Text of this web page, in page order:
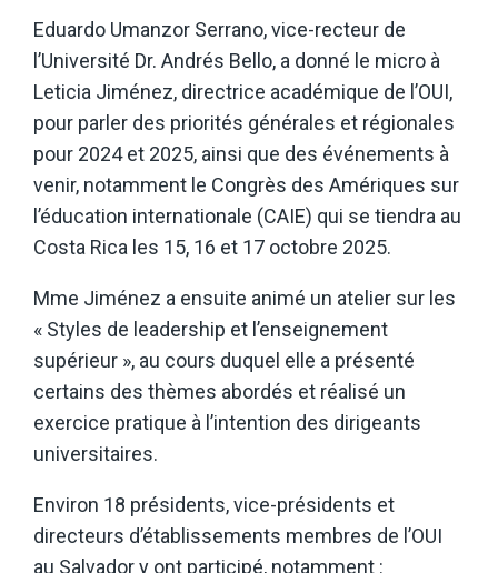
Eduardo Umanzor Serrano, vice-recteur de
l’Université Dr. Andrés Bello, a donné le micro à
Leticia Jiménez, directrice académique de l’OUI,
pour parler des priorités générales et régionales
pour 2024 et 2025, ainsi que des événements à
venir, notamment le Congrès des Amériques sur
l’éducation internationale (CAIE) qui se tiendra au
Costa Rica les 15, 16 et 17 octobre 2025.
Mme Jiménez a ensuite animé un atelier sur les
« Styles de leadership et l’enseignement
supérieur », au cours duquel elle a présenté
certains des thèmes abordés et réalisé un
exercice pratique à l’intention des dirigeants
universitaires.
Environ 18 présidents, vice-présidents et
directeurs d’établissements membres de l’OUI
au Salvador y ont participé, notamment :